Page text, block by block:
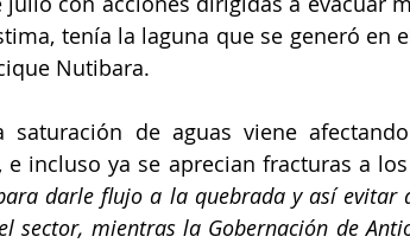
tenía la laguna que se generó en
Nutibara.
saturación de aguas viene
darle flujo a la quebrada y así evitar
sector, mientras la Gobernación de